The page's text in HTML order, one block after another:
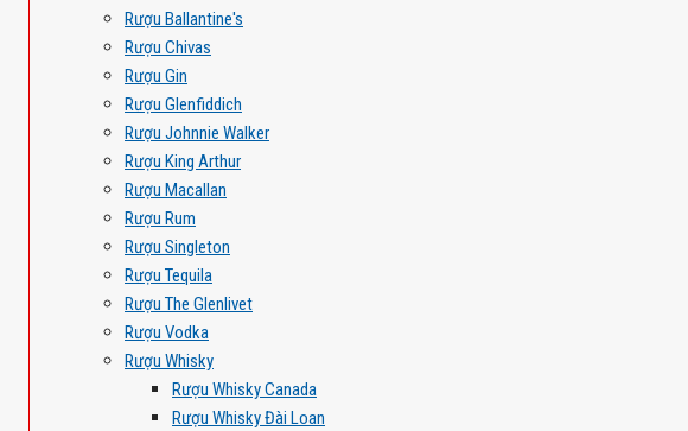
Rượu Ballantine's
Rượu Chivas
Rượu Gin
Rượu Glenfiddich
Rượu Johnnie Walker
Rượu King Arthur
Rượu Macallan
Rượu Rum
Rượu Singleton
Rượu Tequila
Rượu The Glenlivet
Rượu Vodka
Rượu Whisky
Rượu Whisky Canada
Rượu Whisky Đài Loan